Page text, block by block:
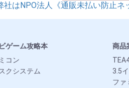
社はNPO法人《通販未払い防止ネ
ゲーム攻略本
コン
クシステム
商品
3.5
ファ